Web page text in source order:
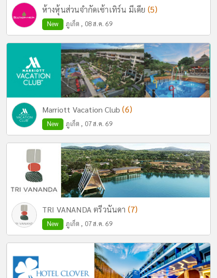
ห้างหุ้นส่วนจำกัดเซ้าเทิร์น มีเดีย (5)
New ภูเก็ต , 08 ส.ค. 69
Marriott Vacation Club(6)
New ภูเก็ต , 07 ส.ค. 69
TRI VANANDA ตรีวนันดา (7)
New ภูเก็ต , 07 ส.ค. 69